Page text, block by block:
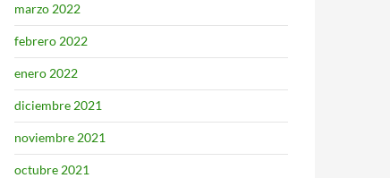
marzo 2022
febrero 2022
enero 2022
diciembre 2021
noviembre 2021
octubre 2021